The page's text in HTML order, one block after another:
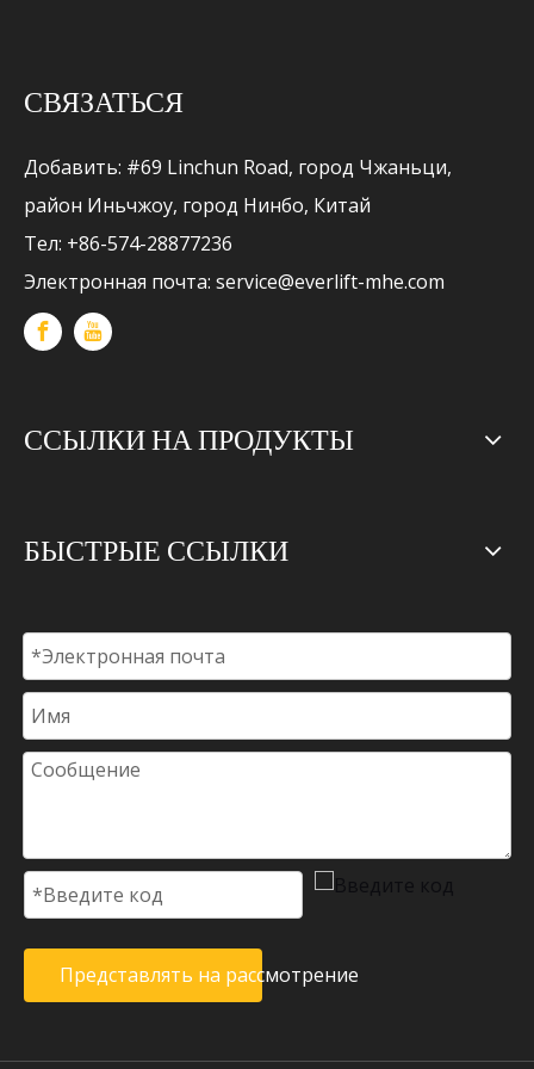
СВЯЗАТЬСЯ
Добавить: #69 Linchun Road, город Чжаньци,
район Иньчжоу, город Нинбо, Китай
Тел: +86-574-28877236
Электронная почта: service@everlift-mhe.com
ССЫЛКИ НА ПРОДУКТЫ
БЫСТРЫЕ ССЫЛКИ
Представлять на рассмотрение